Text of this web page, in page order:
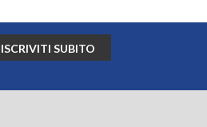
ISCRIVITI SUBITO